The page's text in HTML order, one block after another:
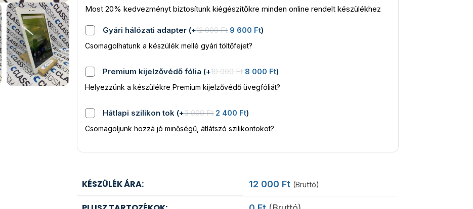
Most 20% kedvezményt biztosítunk kiégészítőkre minden online rendelt készülékhez
Gyári hálózati adapter (+12 000Ft 9 600 Ft)
Csomagolhatunk a készülék mellé gyári töltőfejet?
Premium kijelzővédő fólia (+10 000Ft 8 000 Ft)
Helyezzünk a készülékre Premium kijelzővédő üvegfóliát?
Hátlapi szilikon tok (+3 000Ft 2 400 Ft)
Csomagoljunk hozzá jó minőségű, átlátszó szilikontokot?
KÉSZÜLÉK ÁRA: 12 000 Ft (Bruttó)